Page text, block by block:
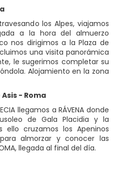
los Alpes, viajamos
a la hora del almuerzo
nos dirigimos a la Plaza de
una visita panorámica
le sugerimos completar su
Alojamiento en la zona
- Roma
llegamos a RÁVENA donde
de Gala Placidia y la
ello cruzamos los Apeninos
almorzar y conocer las
llegada al final del día.